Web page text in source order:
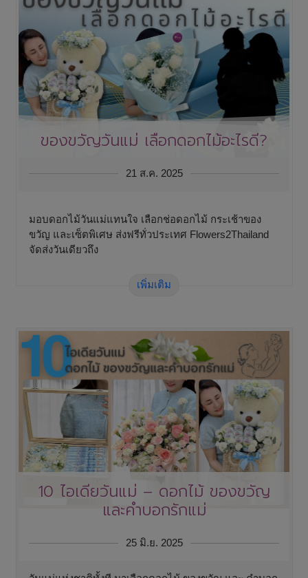
ของขวัญวันแม่ เลือกดอกไม้อะไรดี?
21 ส.ค. 2025
มอบดอกไม้วันแม่แทนใจ เลือกช่อดอกไม้ กระเช้าของ
ขวัญ และเซ็ตพิเศษ ส่งฟรีทั่วประเทศ Flowers2Thailand
จัดส่งวันเดียวถึง
เพิ่มเติม
10 ไอเดียวันแม่ – ดอกไม้ ของขวัญ
และคำบอกรักแม่
25 มิ.ย. 2025